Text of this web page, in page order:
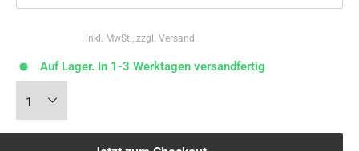
inkl. MwSt., zzgl. Versand
Auf Lager. In 1-3 Werktagen versandfertig